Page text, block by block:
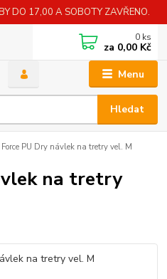
DO 17,00 A SOBOTY ZAVŘENO.
Menu
Hledat
0 ks
za 0,00 Kč
Force PU Dry návlek na tretry vel. M
na tretry